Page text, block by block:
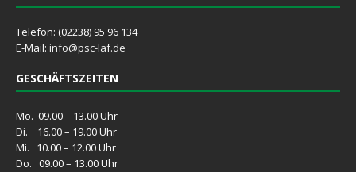
Telefon: (02238) 95 96 134
E-Mail: info@psc-laf.de
GESCHÄFTSZEITEN
Mo. 09.00 – 13.00 Uhr
Di. 16.00 – 19.00 Uhr
Mi. 10.00 – 12.00 Uhr
Do. 09.00 – 13.00 Uhr